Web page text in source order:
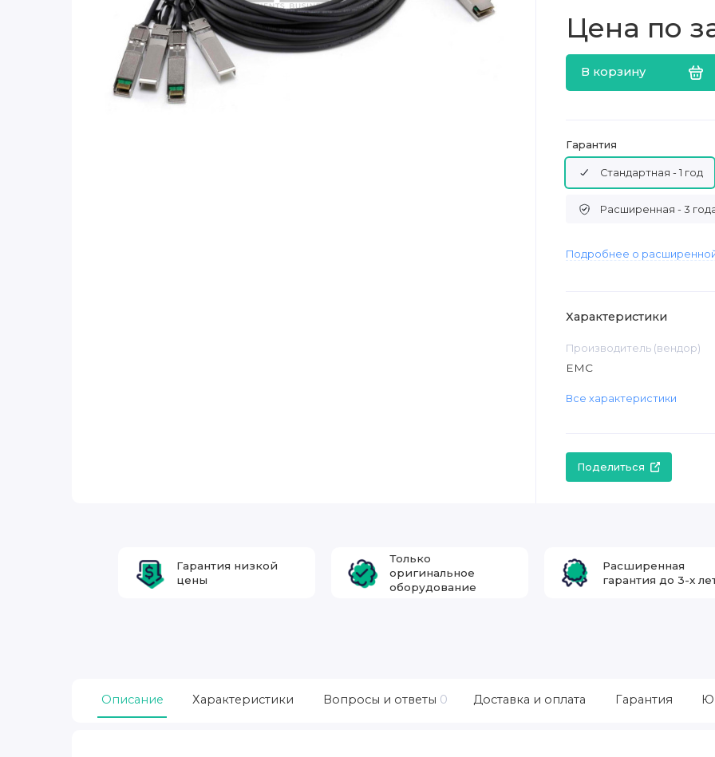
Цена по
В корзину
Гарантия
Стандартная - 1 год
Расширенная - 3
Подробнее о
Характеристики
Производитель (вендор)
EMC
Все характеристики
Поделиться
Гарантия низкой
цены
Только
оригинальное
оборудование
Расширенная
гарантия до 3-х
Описание Характеристики Вопросы и ответы 0 Доставка и оплата Гарантия